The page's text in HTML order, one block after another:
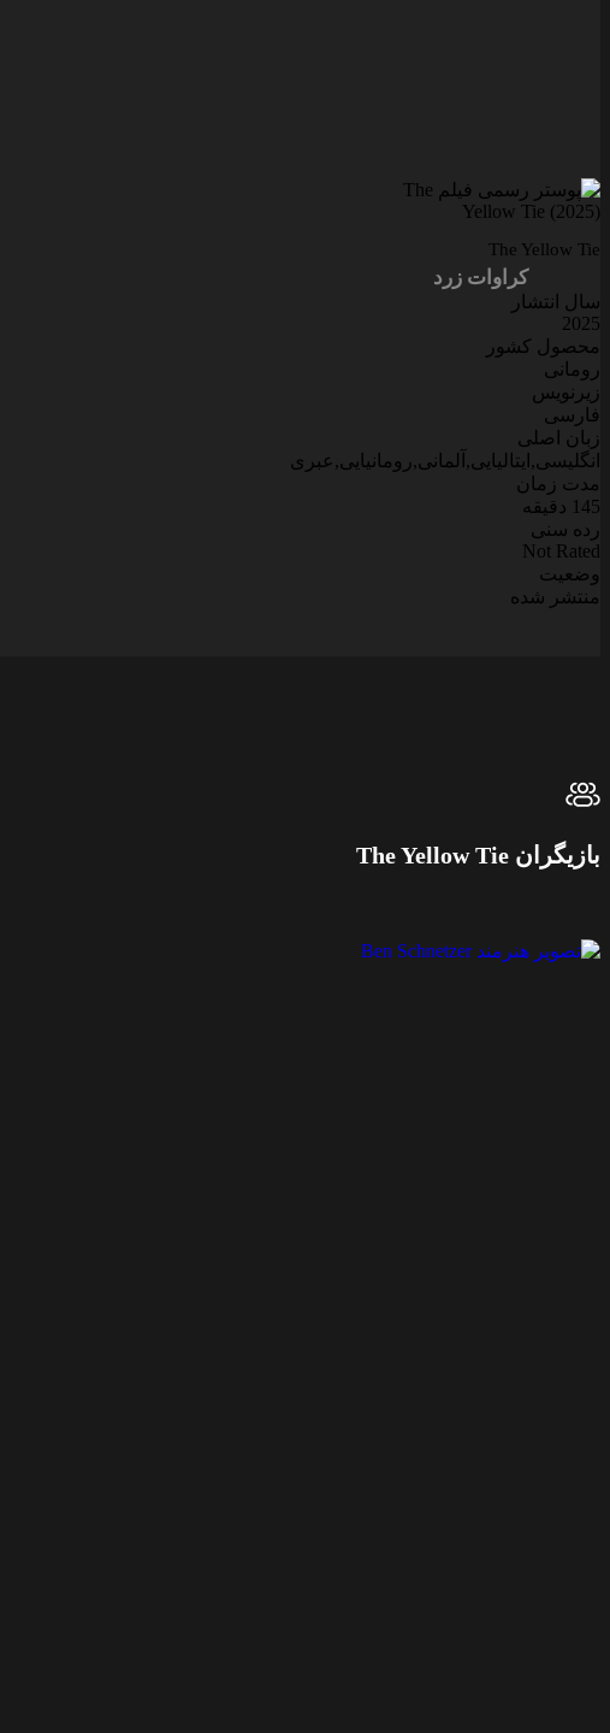
The Yellow Tie
کراوات زرد
سال انتشار
2025
محصول کشور
رومانی
زیرنویس
فارسی
زبان اصلی
انگلیسی,ایتالیایی,آلمانی,رومانیایی,عبری
مدت زمان
145 دقیقه
رده سنی
Not Rated
وضعیت
منتشر شده
بازیگران The Yellow Tie